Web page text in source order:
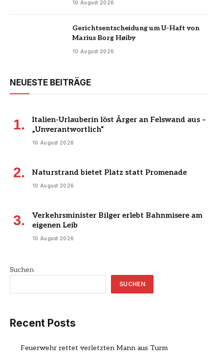
10 August 2026
Gerichtsentscheidung um U-Haft von
Marius Borg Høiby
10 August 2026
NEUESTE BEITRÄGE
Italien-Urlauberin löst Ärger an Felswand aus –
„Unverantwortlich“
10 August 2026
Naturstrand bietet Platz statt Promenade
10 August 2026
Verkehrsminister Bilger erlebt Bahnmisere am
eigenen Leib
10 August 2026
Suchen
SUCHEN
Recent Posts
Feuerwehr rettet verletzten Mann aus Turm